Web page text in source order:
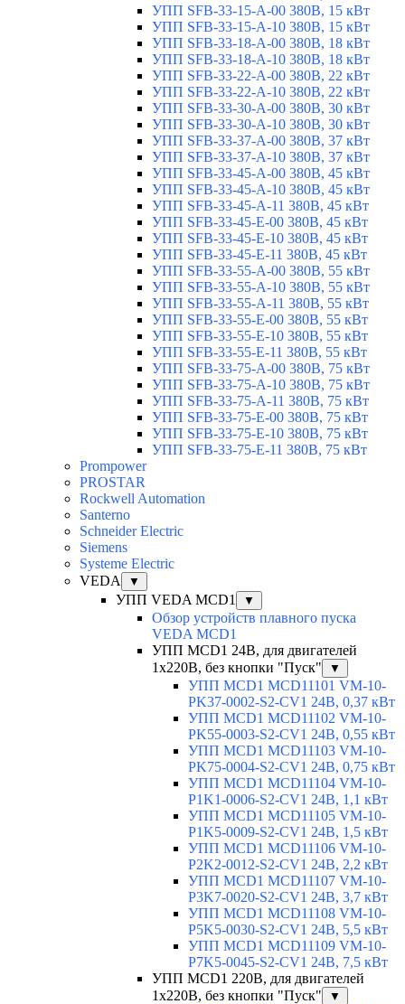
УПП SFB-33-15-A-00 380В, 15 кВт
УПП SFB-33-15-A-10 380В, 15 кВт
УПП SFB-33-18-A-00 380В, 18 кВт
УПП SFB-33-18-A-10 380В, 18 кВт
УПП SFB-33-22-A-00 380В, 22 кВт
УПП SFB-33-22-A-10 380В, 22 кВт
УПП SFB-33-30-A-00 380В, 30 кВт
УПП SFB-33-30-A-10 380В, 30 кВт
УПП SFB-33-37-A-00 380В, 37 кВт
УПП SFB-33-37-A-10 380В, 37 кВт
УПП SFB-33-45-A-00 380В, 45 кВт
УПП SFB-33-45-A-10 380В, 45 кВт
УПП SFB-33-45-A-11 380В, 45 кВт
УПП SFB-33-45-E-00 380В, 45 кВт
УПП SFB-33-45-E-10 380В, 45 кВт
УПП SFB-33-45-E-11 380В, 45 кВт
УПП SFB-33-55-A-00 380В, 55 кВт
УПП SFB-33-55-A-10 380В, 55 кВт
УПП SFB-33-55-A-11 380В, 55 кВт
УПП SFB-33-55-E-00 380В, 55 кВт
УПП SFB-33-55-E-10 380В, 55 кВт
УПП SFB-33-55-E-11 380В, 55 кВт
УПП SFB-33-75-A-00 380В, 75 кВт
УПП SFB-33-75-A-10 380В, 75 кВт
УПП SFB-33-75-A-11 380В, 75 кВт
УПП SFB-33-75-E-00 380В, 75 кВт
УПП SFB-33-75-E-10 380В, 75 кВт
УПП SFB-33-75-E-11 380В, 75 кВт
Prompower
PROSTAR
Rockwell Automation
Santerno
Schneider Electric
Siemens
Systeme Electric
VEDA
▼
УПП VEDA MCD1 ▼
Обзор устройств плавного пуска
VEDA MCD1
УПП MCD1 24В, для двигателей
1х220В, без кнопки "Пуск"
▼
УПП MCD1 MCD11101 VM-10-
PK37-0002-S2-CV1 24В, 0,37 кВт
УПП MCD1 MCD11102 VM-10-
PK55-0003-S2-CV1 24В, 0,55 кВт
УПП MCD1 MCD11103 VM-10-
PK75-0004-S2-CV1 24В, 0,75 кВт
УПП MCD1 MCD11104 VM-10-
P1K1-0006-S2-CV1 24В, 1,1 кВт
УПП MCD1 MCD11105 VM-10-
P1K5-0009-S2-CV1 24В, 1,5 кВт
УПП MCD1 MCD11106 VM-10-
P2K2-0012-S2-CV1 24В, 2,2 кВт
УПП MCD1 MCD11107 VM-10-
P3K7-0020-S2-CV1 24В, 3,7 кВт
УПП MCD1 MCD11108 VM-10-
P5K5-0030-S2-CV1 24В, 5,5 кВт
УПП MCD1 MCD11109 VM-10-
P7K5-0045-S2-CV1 24В, 7,5 кВт
УПП MCD1 220В, для двигателей
1х220В, без кнопки "Пуск"
▼